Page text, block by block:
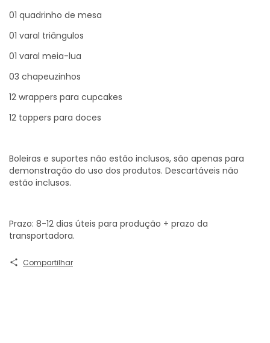
01 quadrinho de mesa
01 varal triângulos
01 varal meia-lua
03 chapeuzinhos
12 wrappers para cupcakes
12 toppers para doces
Boleiras e suportes não estão inclusos, são apenas para
demonstração do uso dos produtos. Descartáveis não
estão inclusos.
Prazo: 8-12 dias úteis para produção + prazo da
transportadora.
Compartilhar